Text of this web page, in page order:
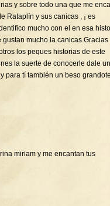
y sobre todo una que me
Rataplín y sus canicas , ¡ es
mucho con el en esa
mucho la canicas.Gracias
los peques historias de este
la suerte de conocerle dale un
para tí también un beso
miriam y me encantan tus